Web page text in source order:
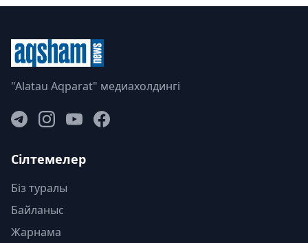
"Alatau Aqparat" медиахолдингі
Сілтемелер
Біз туралы
Байланыс
Жарнама